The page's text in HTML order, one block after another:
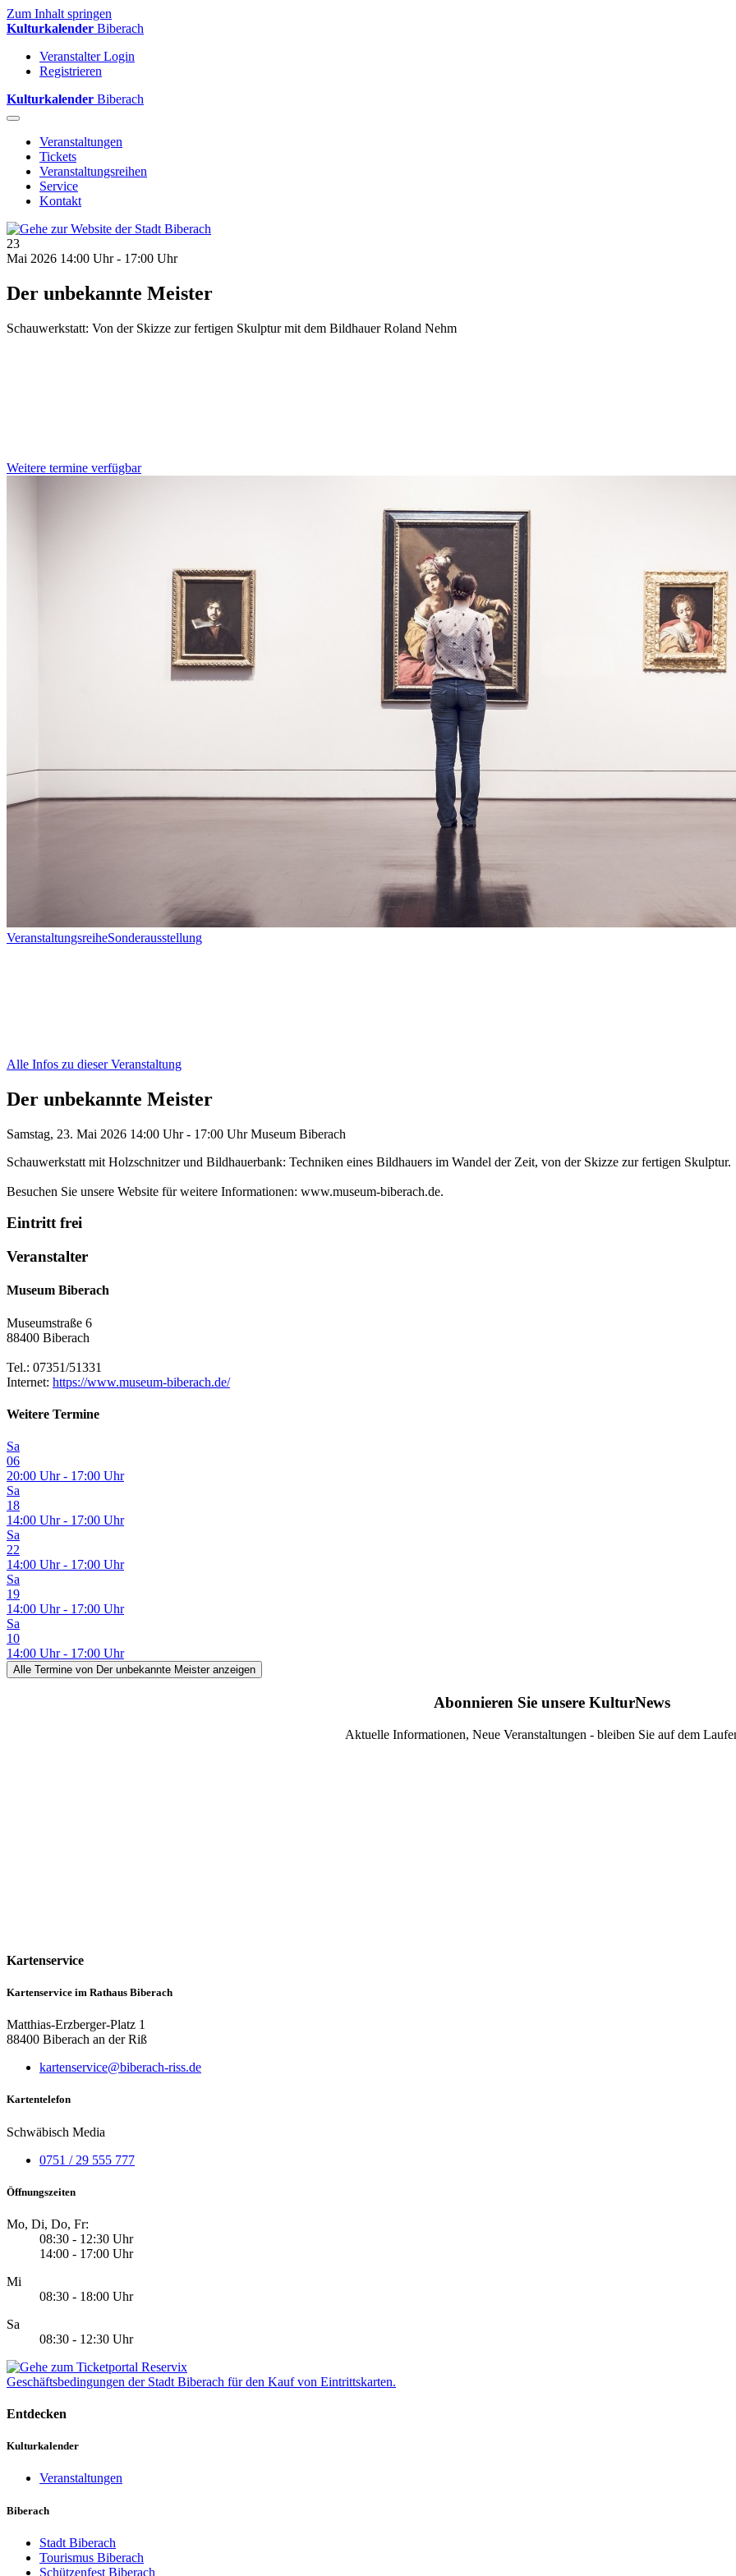
Zum Inhalt springen
Kulturkalender Biberach
Veranstalter Login
Registrieren
Kulturkalender Biberach
Veranstaltungen
Tickets
Veranstaltungsreihen
Service
Kontakt
23
Mai 2026 14:00 Uhr - 17:00 Uhr
Der unbekannte Meister
Schauwerkstatt: Von der Skizze zur fertigen Skulptur mit dem Bildhauer Roland Nehm
Weitere termine verfügbar
VeranstaltungsreiheSonderausstellung
Alle Infos zu dieser Veranstaltung
Der unbekannte Meister
Samstag, 23. Mai 2026 14:00 Uhr - 17:00 Uhr Museum Biberach
Schauwerkstatt mit Holzschnitzer und Bildhauerbank: Techniken eines Bildhauers im Wandel der Zeit, von der Skizze zur fertigen Skulptur.
Besuchen Sie unsere Website für weitere Informationen: www.museum-biberach.de.
Eintritt frei
Veranstalter
Museum Biberach
Museumstraße 6
88400 Biberach
Tel.: 07351/51331
Internet: https://www.museum-biberach.de/
Weitere Termine
Sa
06
20:00 Uhr - 17:00 Uhr
Sa
18
14:00 Uhr - 17:00 Uhr
Sa
22
14:00 Uhr - 17:00 Uhr
Sa
19
14:00 Uhr - 17:00 Uhr
Sa
10
14:00 Uhr - 17:00 Uhr
Alle Termine von Der unbekannte Meister anzeigen
Abonnieren Sie unsere KulturNews
Aktuelle Informationen, Neue Veranstaltungen - bleiben Sie auf dem
Kartenservice
Kartenservice im Rathaus Biberach
Matthias-Erzberger-Platz 1
88400 Biberach an der Riß
kartenservice@biberach-riss.de
Kartentelefon
Schwäbisch Media
0751 / 29 555 777
Öffnungszeiten
Mo, Di, Do, Fr:
08:30 - 12:30 Uhr
14:00 - 17:00 Uhr
Mi
08:30 - 18:00 Uhr
Sa
08:30 - 12:30 Uhr
Geschäftsbedingungen der Stadt Biberach für den Kauf von Eintrittskarten.
Entdecken
Kulturkalender
Veranstaltungen
Biberach
Stadt Biberach
Tourismus Biberach
Schützenfest Biberach